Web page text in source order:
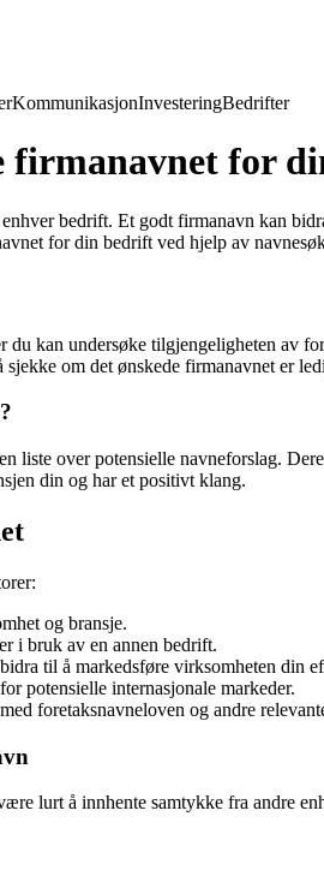
KommunikasjonInvesteringBedrifter
firmanavnet for
bedrift. Et godt firmanavn kan
for din bedrift ved hjelp av
du kan undersøke tilgjengeligheten
om det ønskede firmanavnet er
liste over potensielle navneforslag.
din og har et positivt klang.
og bransje.
i bruk av en annen bedrift.
til å markedsføre virksomheten din
potensielle internasjonale markeder.
foretaksnavneloven og andre
lurt å innhente samtykke fra andre